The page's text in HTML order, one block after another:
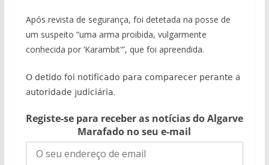
Após revista de segurança, foi detetada na posse de
um suspeito “uma arma proibida, vulgarmente
conhecida por ‘Karambit'”, que foi apreendida.
𝖮 𝖽𝖾𝗍𝗂𝖽𝗈 𝖿𝗈𝗂 𝗇𝗈𝗍𝗂𝖿𝗂𝖼𝖺𝖽𝗈 𝗉𝖺𝗋𝖺 𝖼𝗈𝗆𝗉𝖺𝗋𝖾𝖼𝖾𝗋 𝗉𝖾𝗋𝖺𝗇𝗍𝖾 a
a𝗎𝗍𝗈𝗋𝗂𝖽𝖺𝖽𝖾 j𝗎𝖽𝗂𝖼𝗂á𝗋𝗂𝖺.
Registe-se para receber as notícias do Algarve
Marafado no seu e-mail